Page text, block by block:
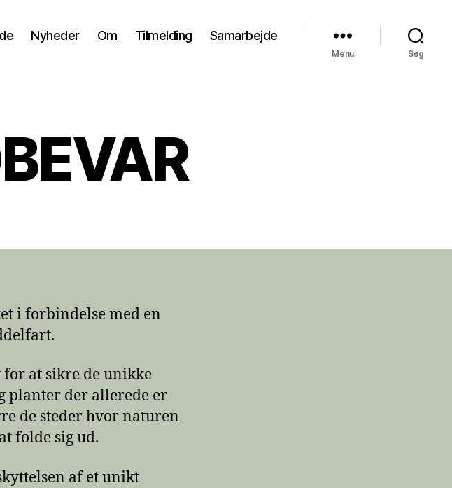
Nyheder Om Tilmelding Samarbejde
Menu Søg
i forbindelse med en
for at sikre de unikke
planter der allerede er
de steder hvor naturen
folde sig ud.
af et unikt